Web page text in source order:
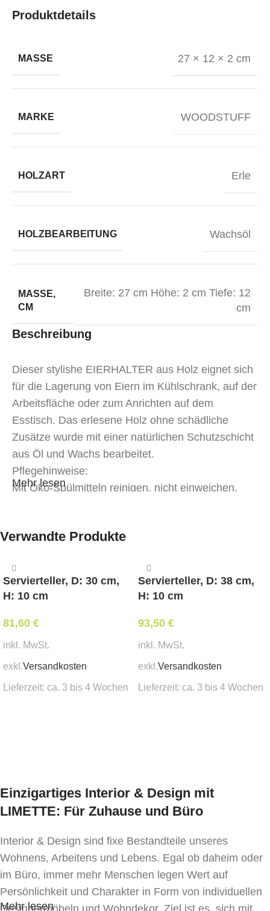
Produktdetails
MASSE 27 × 12 × 2 cm
MARKE WOODSTUFF
HOLZART Erle
HOLZBEARBEITUNG Wachsöl
MASSE, C
M
Breite: 27 cm Höhe: 2 cm Tiefe: 12
cm
Beschreibung
Dieser stylishe EIERHALTER aus Holz eignet sich
für die Lagerung von Eiern im Kühlschrank, auf der
Arbeitsfläche oder zum Anrichten auf dem
Esstisch. Das erlesene Holz ohne schädliche
Zusätze wurde mit einer natürlichen Schutzschicht
aus Öl und Wachs bearbeitet.
Pflegehinweise:
Mit Öko-Spülmitteln reinigen, nicht einweichen,
kochendem Wasser übergießen, nicht in der Nähe
Mehr lesen
Verwandte Produkte
Servierteller, D: 30 cm,
H: 10 cm
81,60 €
inkl. MwSt.
exkl.Versandkosten
Lieferzeit: ca. 3 bis 4 Wochen
Servierteller, D: 38 cm,
H: 10 cm
93,50 €
inkl. MwSt.
exkl.Versandkosten
Lieferzeit: ca. 3 bis 4 Wochen
Einzigartiges Interior & Design mit
LIMETTE: Für Zuhause und Büro
Interior & Design sind fixe Bestandteile unseres
Wohnens, Arbeitens und Lebens. Egal ob daheim oder
im Büro, immer mehr Menschen legen Wert auf
Persönlichkeit und Charakter in Form von individuellen
Designermöbeln und Wohndekor. Ziel ist es, sich mit
Mehr lesen